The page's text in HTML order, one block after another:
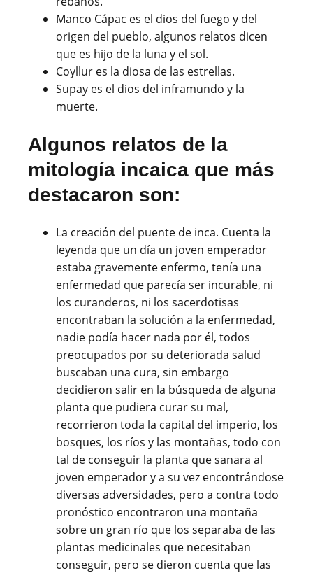
Manco Cápac es el dios del fuego y del
origen del pueblo, algunos relatos dicen
que es hijo de la luna y el sol.
Coyllur es la diosa de las estrellas.
Supay es el dios del inframundo y la
muerte.
Algunos relatos de la
mitología incaica que más
destacaron son:
La creación del puente de inca. Cuenta la
leyenda que un día un joven emperador
estaba gravemente enfermo, tenía una
enfermedad que parecía ser incurable, ni
los curanderos, ni los sacerdotisas
encontraban la solución a la enfermedad,
nadie podía hacer nada por él, todos
preocupados por su deteriorada salud
buscaban una cura, sin embargo
decidieron salir en la búsqueda de alguna
planta que pudiera curar su mal,
recorrieron toda la capital del imperio, los
bosques, los ríos y las montañas, todo con
tal de conseguir la planta que sanara al
joven emperador y a su vez encontrándose
diversas adversidades, pero a contra todo
pronóstico encontraron una montaña
sobre un gran río que los separaba de las
plantas medicinales que necesitaban
conseguir, pero se dieron cuenta que las